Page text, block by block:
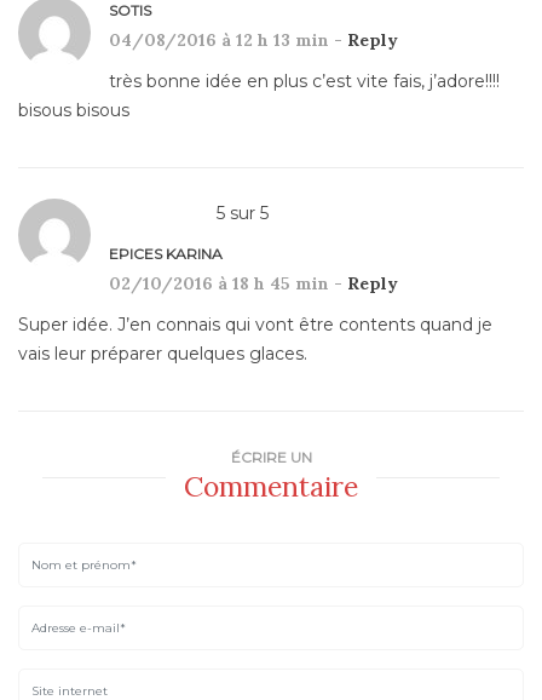
SOTIS
04/08/2016 à 12 h 13 min - Reply
très bonne idée en plus c’est vite fais, j’adore!!!!
bisous bisous
5 sur 5
EPICES KARINA
02/10/2016 à 18 h 45 min - Reply
Super idée. J’en connais qui vont être contents quand je
vais leur préparer quelques glaces.
ÉCRIRE UN
Commentaire